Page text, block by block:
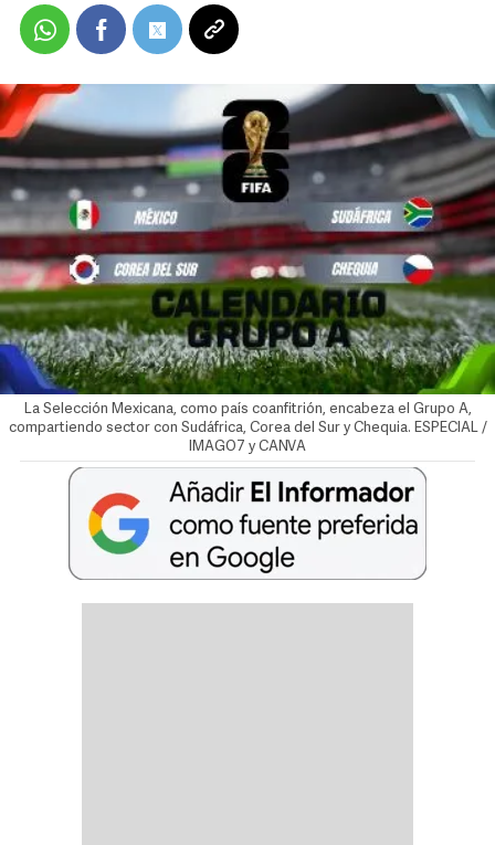
La Selección Mexicana, como país coanfitrión, encabeza el Grupo A,
compartiendo sector con Sudáfrica, Corea del Sur y Chequia. ESPECIAL /
IMAGO7 y CANVA